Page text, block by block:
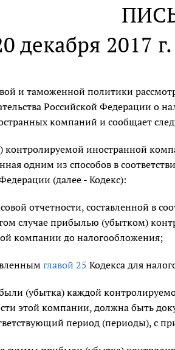
декабря 2017
и таможенной политики
Российской Федерации о
компаний и сообщает
иностранной
одним из способов в
(далее - Кодекс):
отчетности, составленной в
случае прибылью (убытком)
компании до налогообложения;
главой 25 Кодекса для
(убытка) каждой
этой компании, должна быть
период (периоды), с